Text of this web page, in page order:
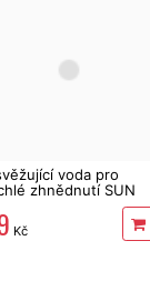
voda pro
zhnědnutí SUN
Kč